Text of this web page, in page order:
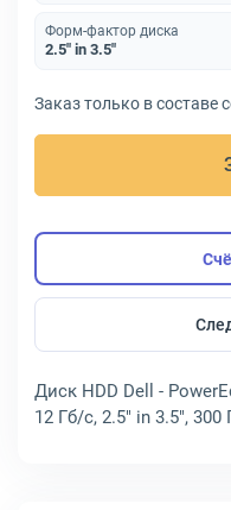
Форм-фактор диска
2.5" in 3.5"
Заказ только в составе
Диск HDD Dell -
12 Гб/с, 2.5" in 3.5", 300